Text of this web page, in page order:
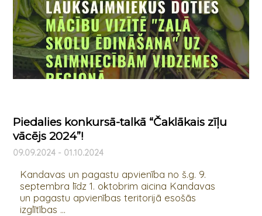
Piedalies konkursā-talkā “Čaklākais zīļu
vācējs 2024”!
09.09.2024 - 01.10.2024
Kandavas un pagastu apvienība no š.g. 9.
septembra līdz 1. oktobrim aicina Kandavas
un pagastu apvienības teritorijā esošās
izglītības ...